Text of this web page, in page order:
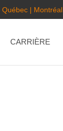
Québec | Montréal
CARRIÈRE